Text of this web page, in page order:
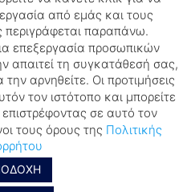
All Rights Reserved.
– παραλαβής
Όροι
από εμάς και τους
παραπάνω.
επεξεργασία προσωπικών
απαιτεί τη συγκατάθεσή σας,
αρνηθείτε. Οι προτιμήσεις
τον ιστότοπο και μπορείτε
σε αυτό τον
τους όρους της Πολιτικής